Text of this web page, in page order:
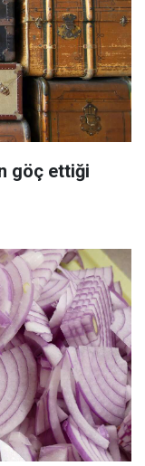
göç ettiği